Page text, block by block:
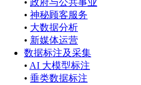
• 政府与公共事业
• 神秘顾客服务
• 大数据分析
• 新媒体运营
数据标注及采集
• AI 大模型标注
• 垂类数据标注